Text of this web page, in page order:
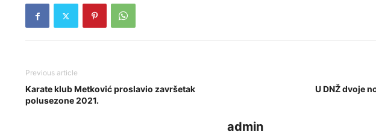
Previous article
Karate klub Metković proslavio završetak
polusezone 2021.
U DNŽ dvoje
admin